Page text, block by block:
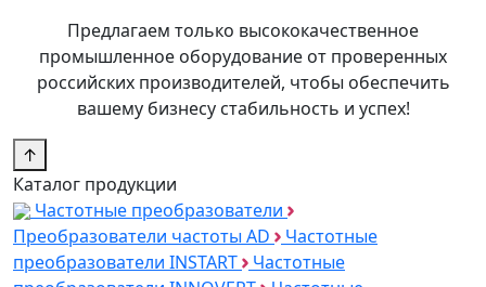
Предлагаем только высококачественное
промышленное оборудование от проверенных
российских производителей, чтобы обеспечить
вашему бизнесу стабильность и успех!
↑
Каталог продукции
Частотные преобразователи
Преобразователи частоты AD
Частотные
преобразователи INSTART
Частотные